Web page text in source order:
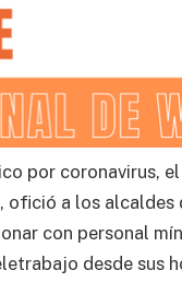
por coronavirus,
a los alcaldes
con personal
desde sus